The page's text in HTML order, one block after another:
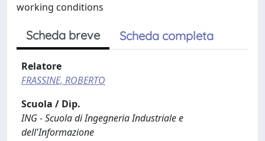
working conditions
Scheda breve Scheda completa
Relatore
FRASSINE, ROBERTO
Scuola / Dip.
ING - Scuola di Ingegneria Industriale e
dell'Informazione